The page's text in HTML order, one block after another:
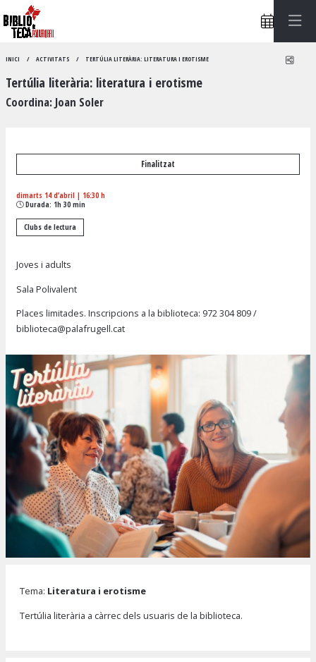
INICI ACTIVITATS TERTÚLIA LITERÀRIA: LITERATURA I EROTISME
Tertúlia literària: literatura i erotisme
Coordina: Joan Soler
Finalitzat
dimarts 14 d’abril | 16:30 h
Durada: 1h 30 min
Clubs de lectura
Joves i adults
Sala Polivalent
Places limitades. Inscripcions a la biblioteca: 972 304 809/
biblioteca@palafrugell.cat
Tema: Literatura i erotisme
Tertúlia literària a càrrec dels usuaris de la biblioteca.